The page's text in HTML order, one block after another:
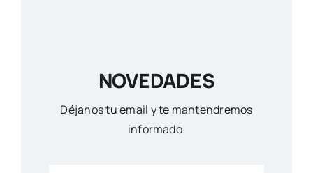
NOVEDADES
Déjanos tu email y te mantendremos
informado.